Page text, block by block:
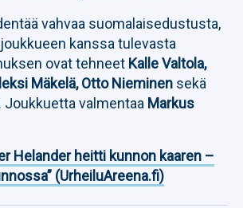
vahvaa suomalaisedustusta,
kanssa tulevasta
ovat tehneet Kalle Valtola,
Mäkelä, Otto Nieminen sekä
Joukkuetta valmentaa Markus
Helander heitti kunnon kaaren –
(UrheiluAreena.fi)